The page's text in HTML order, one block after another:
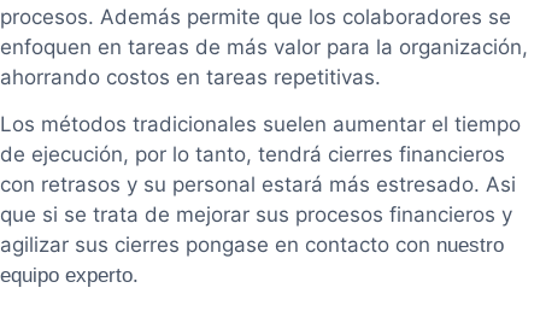
procesos. Además permite que los colaboradores se
enfoquen en tareas de más valor para la organización,
ahorrando costos en tareas repetitivas.
Los métodos tradicionales suelen aumentar el tiempo
de ejecución, por lo tanto, tendrá cierres financieros
con retrasos y su personal estará más estresado. Asi
que si se trata de mejorar sus procesos financieros y
agilizar sus cierres pongase en contacto con nuestro
equipo experto.